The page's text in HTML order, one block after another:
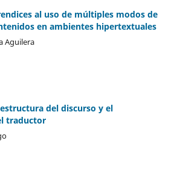
al uso de múltiples modos de
en ambientes hipertextuales
Aguilera
del discurso y el
traductor